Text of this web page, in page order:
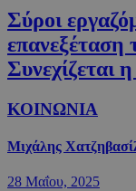
Σύροι
επανεξέταση
Συνεχίζεται
ΚΟΙΝΩΝΙΑ
Μιχάλης
28 Μαΐου, 2025